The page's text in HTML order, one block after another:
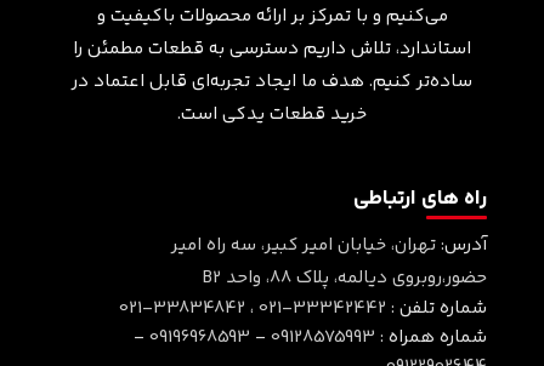
می‌کنیم و با تمرکز بر ارائه محصولات باکیفیت و
استاندارد، تلاش داریم دسترسی به قطعات مطمئن را
ساده‌تر کنیم. هدف ما ایجاد تجربه‌ای قابل اعتماد در
خرید قطعات یدکی است.
راه های ارتباطی
آدرس:تهران، خیابان امیر کبیر، سه راه امیر
حضور،روبروی دیالمه، پلاک ۸۸، واحد B2
شماره تلفن : 021-33342442 ، 021-33834842
شماره همراه : 09128575993
-
09196968593
-